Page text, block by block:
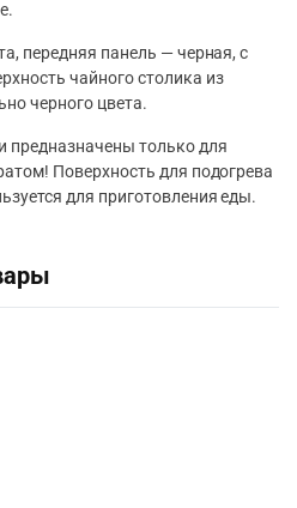
передняя панель — черная, с
чайного столика из
черного цвета.
предназначены только для
Поверхность для подогрева
для приготовления еды.